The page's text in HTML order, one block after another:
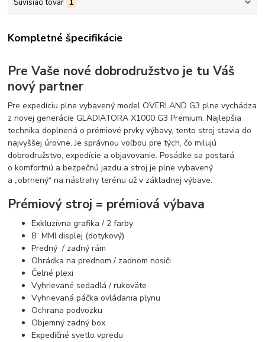
Súvisiaci tovar 1
Kompletné špecifikácie
Pre Vaše nové dobrodružstvo je tu Váš
nový partner
Pre expedíciu plne vybavený model OVERLAND G3 plne vychádza
z novej generácie GLADIATORA X1000 G3 Premium. Najlepšia
technika doplnená o prémiové prvky výbavy, tento stroj stavia do
najvyššej úrovne. Je správnou voľbou pre tých, čo milujú
dobrodružstvo, expedície a objavovanie. Posádke sa postará
o komfortnú a bezpečnú jazdu a stroj je plne vybavený
a „obrnený“ na nástrahy terénu už v základnej výbave.
Prémiový stroj = prémiová výbava
Exkluzívna grafika / 2 farby
8“ MMI displej (dotykový)
Predný / zadný rám
Ohrádka na prednom / zadnom nosiči
Čelné plexi
Vyhrievané sedadlá / rukoväte
Vyhrievaná páčka ovládania plynu
Ochrana podvozku
Objemný zadný box
Expedičné svetlo vpredu